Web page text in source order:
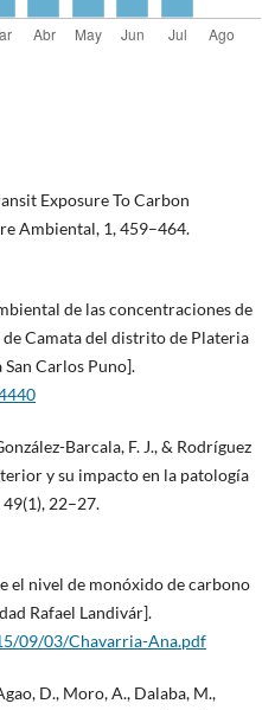
Exposure To Carbon
Ambiental, 1, 459–464.
de las concentraciones de
Camata del distrito de Plateria
Carlos Puno].
Barcala, F. J., & Rodríguez
y su impacto en la patología
22–27.
el nivel de monóxido de carbono
Rafael Landivár].
09/03/Chavarria-Ana.pdf
D., Moro, A., Dalaba, M.,